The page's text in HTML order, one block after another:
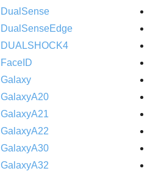
DualSense
DualSenseEdge
DUALSHOCK4
FaceID
Galaxy
GalaxyA20
GalaxyA21
GalaxyA22
GalaxyA30
GalaxyA32